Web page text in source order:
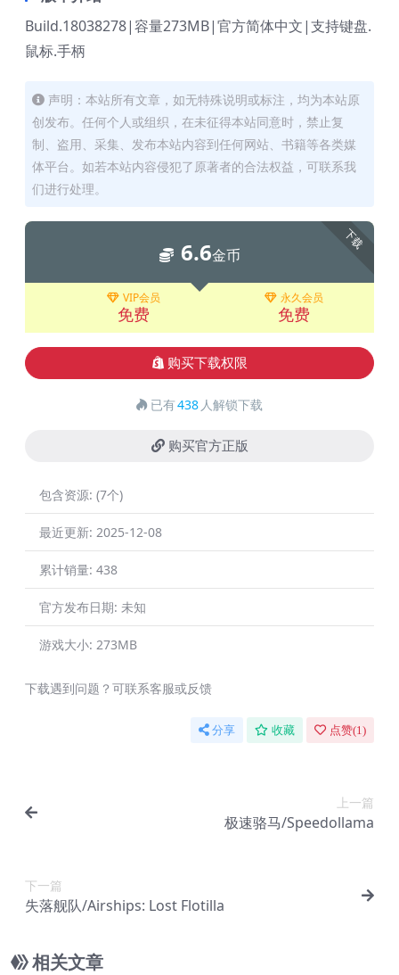
Build.18038278|容量273MB|官方简体中文|支持键盘.
鼠标.手柄
声明：本站所有文章，如无特殊说明或标注，均为本站原
创发布。任何个人或组织，在未征得本站同意时，禁止复
制、盗用、采集、发布本站内容到任何网站、书籍等各类媒
体平台。如若本站内容侵犯了原著者的合法权益，可联系我
们进行处理。
下载
6.6金币
VIP会员
免费
永久会员
免费
购买下载权限
已有438 人解锁下载
购买官方正版
包含资源: (7个)
最近更新: 2025-12-08
累计销量: 438
官方发布日期: 未知
游戏大小: 273MB
下载遇到问题？可联系客服或反馈
分享 收藏 点赞(1 )
上一篇
极速骆马/Speedollama
下一篇
失落舰队/Airships: Lost Flotilla
相关文章